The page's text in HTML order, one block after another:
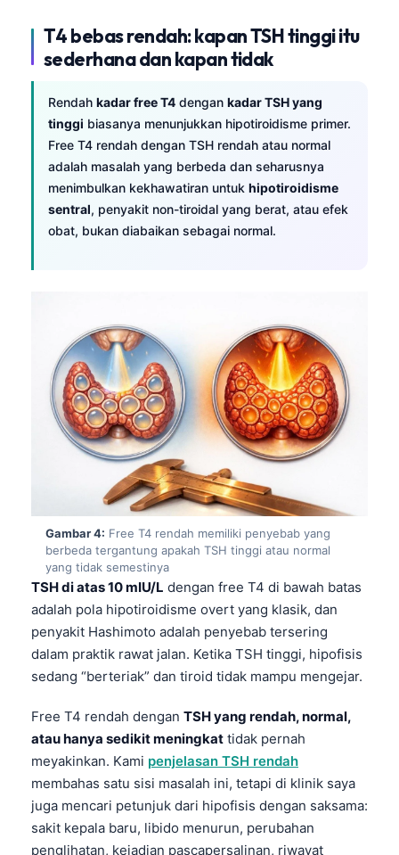
T4 bebas rendah: kapan TSH tinggi itu
sederhana dan kapan tidak
Rendah kadar free T4 dengan kadar TSH yang
tinggi biasanya menunjukkan hipotiroidisme primer.
Free T4 rendah dengan TSH rendah atau normal
adalah masalah yang berbeda dan seharusnya
menimbulkan kekhawatiran untuk hipotiroidisme
sentral, penyakit non-tiroidal yang berat, atau efek
obat, bukan diabaikan sebagai normal.
Gambar 4: Free T4 rendah memiliki penyebab yang
berbeda tergantung apakah TSH tinggi atau normal
yang tidak semestinya
TSH di atas 10 mIU/L dengan free T4 di bawah batas
adalah pola hipotiroidisme overt yang klasik, dan
penyakit Hashimoto adalah penyebab tersering
dalam praktik rawat jalan. Ketika TSH tinggi, hipofisis
sedang “berteriak” dan tiroid tidak mampu mengejar.
Free T4 rendah dengan TSH yang rendah, normal,
atau hanya sedikit meningkat tidak pernah
meyakinkan. Kami penjelasan TSH rendah
membahas satu sisi masalah ini, tetapi di klinik saya
juga mencari petunjuk dari hipofisis dengan saksama:
sakit kepala baru, libido menurun, perubahan
penglihatan, kejadian pascapersalinan, riwayat